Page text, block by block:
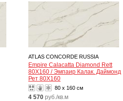
ATLAS CONCORDE RUSSIA
Empire Calacatta Diamond Rett
80X160 / Эмпаир Калак. Даймонд
Рет 80X160
80 x 160 см
4 570 руб./кв.м